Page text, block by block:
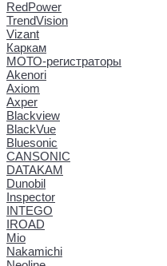
RedPower
TrendVision
Vizant
Каркам
МОТО-регистраторы
Akenori
Axiom
Axper
Blackview
BlackVue
Bluesonic
CANSONIC
DATAKAM
Dunobil
Inspector
INTEGO
IROAD
Mio
Nakamichi